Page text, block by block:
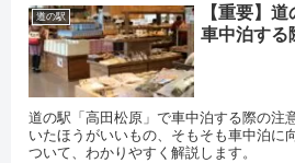
道の駅
【重要】
車中泊する
道の駅「高田松原」で車中泊する際の注
いたほうがいいもの、そもそも車中泊に
ついて、わかりやすく解説します。